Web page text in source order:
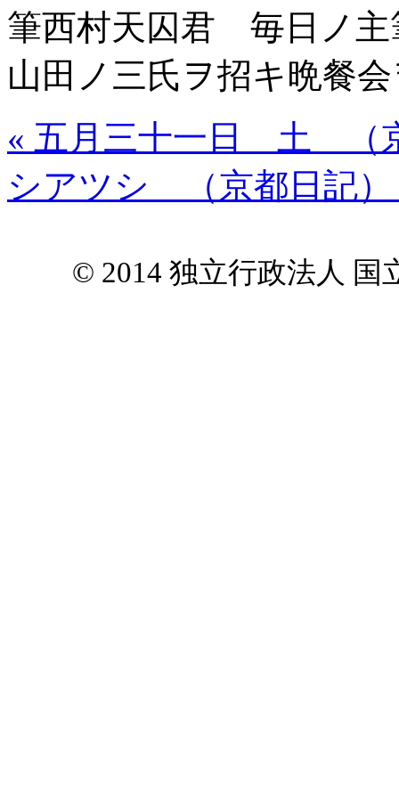
筆西村天囚君 毎日ノ
山田ノ三氏ヲ招キ晩餐
« 五月三十一日 土 （
シアツシ （京都日記）
© 2014 独立行政法人 国